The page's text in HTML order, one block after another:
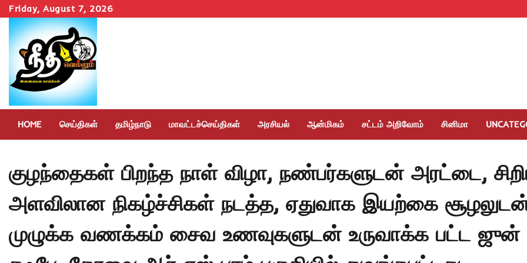
Skip
to
content
Friday, August 7, 2026
HOME செய்திகள் தமிழ்நாடு மாவட்டச்செய்திகள் அரசியல் ஆன்மிகம் சட்டம் அறிவோம் சினிமா
குழந்தைகள் பிறந்த நாள் விழா, நண்பர்களுடன் அரட்டை,
அளவிலான நிகழ்ச்சிகள் நடத்த, ஏதுவாக இயற்கை
முழுக்க வணக்கம் சைவ உணவுகளுடன் உருவாக்க பட்ட ஜுன்